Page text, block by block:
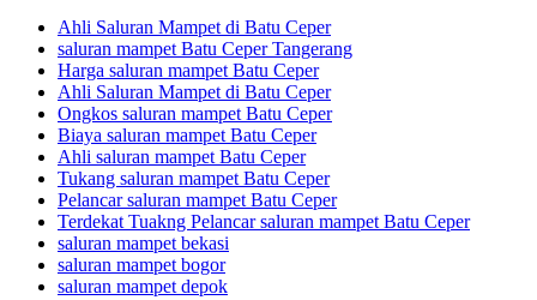
Ahli Saluran Mampet di Batu Ceper
saluran mampet Batu Ceper Tangerang
Harga saluran mampet Batu Ceper
Ahli Saluran Mampet di Batu Ceper
Ongkos saluran mampet Batu Ceper
Biaya saluran mampet Batu Ceper
Ahli saluran mampet Batu Ceper
Tukang saluran mampet Batu Ceper
Pelancar saluran mampet Batu Ceper
Terdekat Tuakng Pelancar saluran mampet Batu Ceper
saluran mampet bekasi
saluran mampet bogor
saluran mampet depok